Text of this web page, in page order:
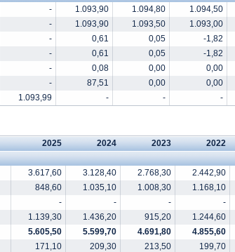
- 1.093,90 1.094,80 1.094,50
- 1.093,90 1.093,50 1.093,00
- 0,61 0,05 -1,82
- 0,61 0,05 -1,82
- 0,08 0,00 0,00
- 87,51 0,00 0,00
1.093,99 - - -
2025 2024 2023 2022
3.617,60 3.128,40 2.768,30 2.442,90
848,60 1.035,10 1.008,30 1.168,10
- - - -
1.139,30 1.436,20 915,20 1.244,60
5.605,50 5.599,70 4.691,80 4.855,60
171,10 209,30 213,50 199,70